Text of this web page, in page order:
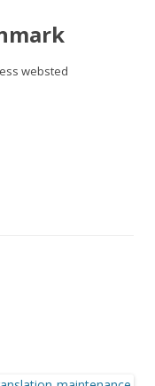
websted
til indhold